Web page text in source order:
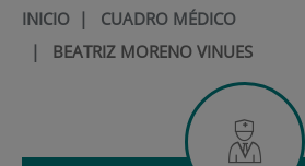
INICIO| CUADRO MÉDICO
| BEATRIZ MORENO VINUES